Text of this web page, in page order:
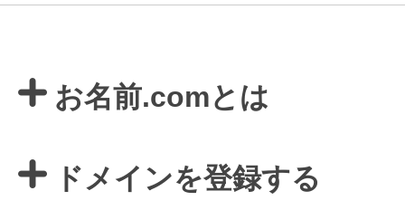
お名前.comとは
ドメインを登録する